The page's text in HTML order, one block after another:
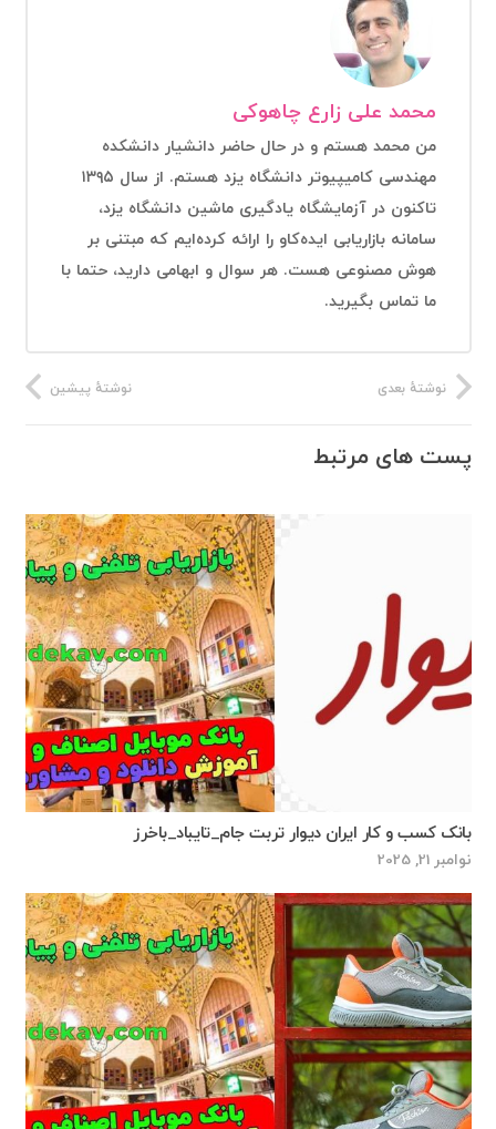
محمد علی زارع چاهوکی
من محمد هستم و در حال حاضر دانشیار دانشکده
مهندسی کامیپیوتر دانشگاه یزد هستم. از سال ۱۳۹۵
تاکنون در آزمایشگاه یادگیری ماشین دانشگاه یزد،
سامانه بازاریابی ایده‌کاو را ارائه کرده‌ایم که مبتنی بر
هوش مصنوعی هست. هر سوال و ابهامی دارید، حتما با
ما تماس بگیرید.
نوشتهٔ پیشین نوشتهٔ بعدی
پست های مرتبط
بانک کسب و کار ایران دیوار تربت جام_تایباد_باخرز
نوامبر 21, 2025